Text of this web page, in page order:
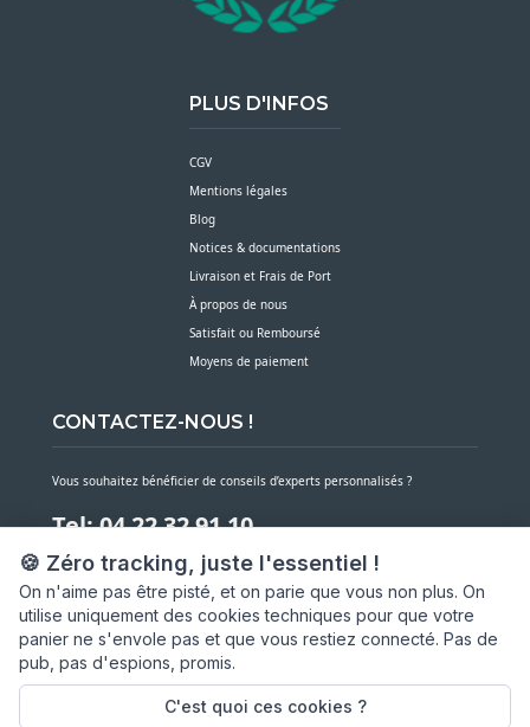
🍪 Zéro tracking, juste l'essentiel !
On n'aime pas être pisté, et on parie que vous non plus. On
utilise uniquement des cookies techniques pour que votre
panier ne s'envole pas et que vous restiez connecté. Pas de
pub, pas d'espions, promis.
C'est quoi ces cookies ?
PLUS D'INFOS
CGV
Mentions légales
Blog
Notices & documentations
Livraison et Frais de Port
À propos de nous
Satisfait ou Remboursé
Moyens de paiement
CONTACTEZ-NOUS !
Vous souhaitez bénéficier de conseils d’experts personnalisés ?
Tel: 04 22 32 91 10
Notre service client est à votre écoute du lundi au vendredi de 7h30 à 16h
NOUS CONTACTER PAR MESSAGE
SARL ASP06
66 av. Michel Jourdan
06150 CANNES LA BOCCA